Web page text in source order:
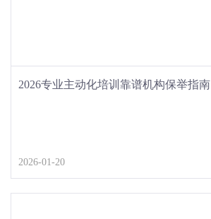
2026专业主动化培训靠谱机构保举指南
2026-01-20